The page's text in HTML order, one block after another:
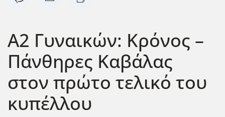
Α2 Γυναικών: Κρόνος –
Πάνθηρες Καβάλας
στον πρώτο τελικό του
κυπέλλου